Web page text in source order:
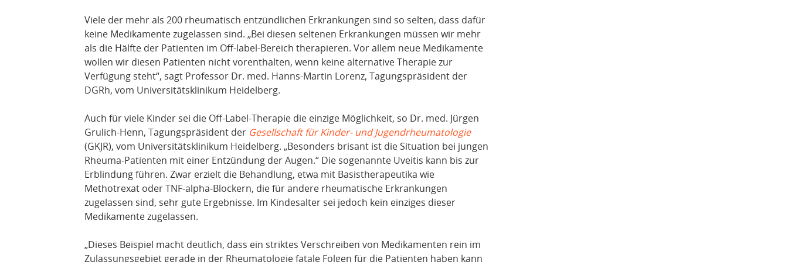
Viele der mehr als 200 rheumatisch entzündlichen Erkrankungen sind so selten, dass dafür
keine Medikamente zugelassen sind. „Bei diesen seltenen Erkrankungen müssen wir mehr
als die Hälfte der Patienten im Off-label-Bereich therapieren. Vor allem neue Medikamente
wollen wir diesen Patienten nicht vorenthalten, wenn keine alternative Therapie zur
Verfügung steht“, sagt Professor Dr. med. Hanns-Martin Lorenz, Tagungspräsident der
DGRh, vom Universitätsklinikum Heidelberg.
Auch für viele Kinder sei die Off-Label-Therapie die einzige Möglichkeit, so Dr. med. Jürgen
Grulich-Henn, Tagungspräsident der Gesellschaft für Kinder- und Jugendrheumatologie
(GKJR), vom Universitätsklinikum Heidelberg. „Besonders brisant ist die Situation bei jungen
Rheuma-Patienten mit einer Entzündung der Augen.“ Die sogenannte Uveitis kann bis zur
Erblindung führen. Zwar erzielt die Behandlung, etwa mit Basistherapeutika wie
Methotrexat oder TNF-alpha-Blockern, die für andere rheumatische Erkrankungen
zugelassen sind, sehr gute Ergebnisse. Im Kindesalter sei jedoch kein einziges dieser
Medikamente zugelassen.
„Dieses Beispiel macht deutlich, dass ein striktes Verschreiben von Medikamenten rein im
Zulassungsgebiet gerade in der Rheumatologie fatale Folgen für die Patienten haben kann